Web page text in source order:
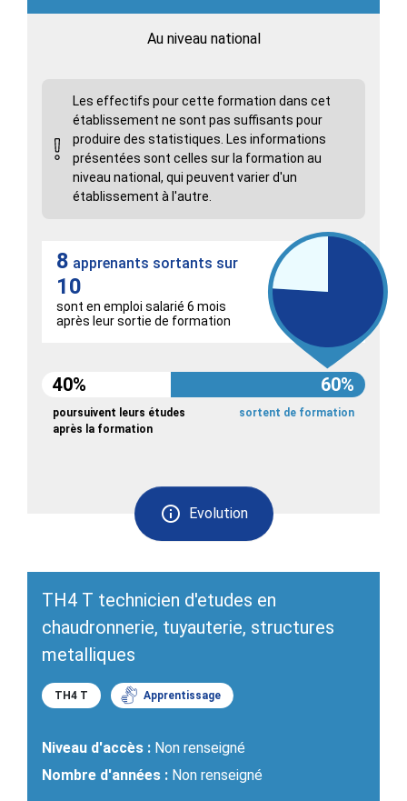
Au niveau national
Les effectifs pour cette formation dans cet
établissement ne sont pas suffisants pour
produire des statistiques. Les informations
présentées sont celles sur la formation au
niveau national, qui peuvent varier d'un
établissement à l'autre.
Evolution
8 apprenants sortants sur
10
sont en emploi salarié 6 mois
après leur sortie de formation
40% 60%
poursuivent leurs études
après la formation
sortent de formation
TH4 T technicien d'etudes en
chaudronnerie, tuyauterie, structures
metalliques
TH4 T Apprentissage
Niveau d'accès : Non renseigné
Nombre d'années : Non renseigné